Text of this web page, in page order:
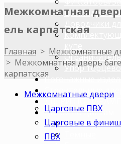
Цилиндры с
Упор
Погонажные
Строительные
ДВЕРИ ПО
Двери по цветам
Светлые
Межкомнатная
ель карпатская
Главная > Межкомнатные
> Межкомнатная дверь
карпатская
Межкомнатные двери
Царговые ПВХ
Царговые в
ПВХ